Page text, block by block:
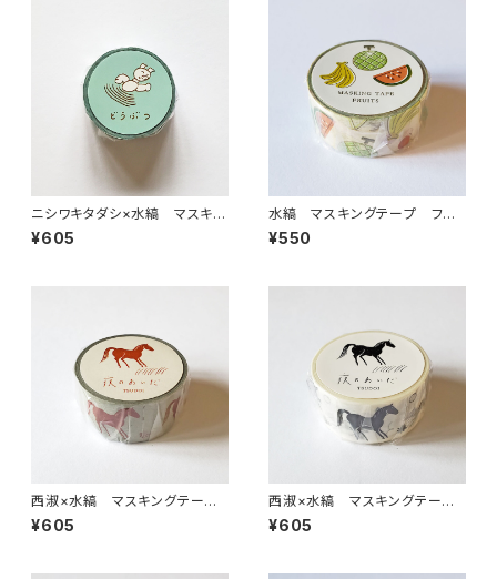
ニシワキタダシ×水縞 マスキン
グテープ どうぶつ
¥605
水縞 マスキングテープ フル
ーツ カラフル
¥550
西淑×水縞 マスキングテー
プ 夜のあいだ 集い レンガ
¥605
西淑×水縞 マスキングテー
プ 夜のあいだ 集い モノトーン
¥605